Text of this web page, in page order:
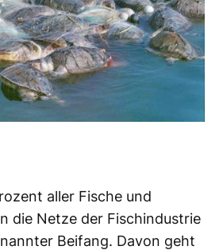
aller Fische und
die Netze der Fischindustrie
Beifang. Davon geht